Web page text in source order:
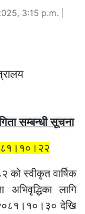
3:15 p.m. |
सम्बन्धी सूचना
स्वीकृत वार्षिक
अभिवृद्धिका लागि
२०८१।१०।३० देखि